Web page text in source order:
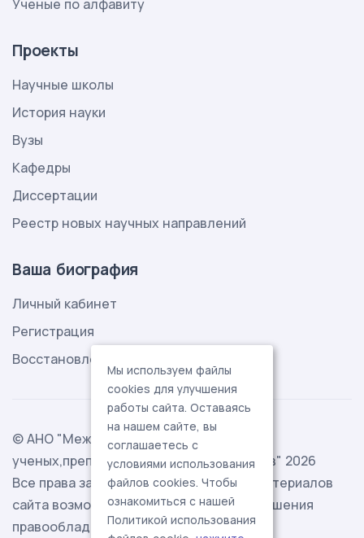
Ученые по алфавиту
Проекты
Научные школы
История науки
Вузы
Кафедры
Диссертации
Реестр новых научных направлений
Ваша биография
Личный кабинет
Регистрация
Восстановление пароля
© АНО "Международная ассоциация
ученых,преподавателей и специалистов" 2026
Все права защищены. Использование материалов
сайта возможно исключительно с разрешения
правообладателя.
Мы используем файлы
cookies для улучшения
работы сайта. Оставаясь
на нашем сайте, вы
соглашаетесь с
условиями использования
файлов cookies. Чтобы
ознакомиться с нашей
Политикой использования